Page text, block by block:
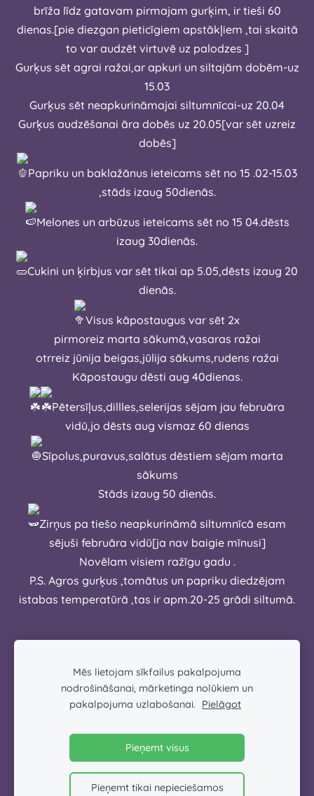
brīža līdz gatavam pirmajam gurķim, ir tieši 60
dienas.[pie diezgan pieticīgiem apstākļiem ,tai skaitā
to var audzēt virtuvē uz palodzes ]
Gurķus sēt agrai ražai,ar apkuri un siltajām dobēm-uz
15.03
Gurķus sēt neapkurināmajai siltumnīcai-uz 20.04
Gurķus audzēšanai āra dobēs uz 20.05[var sēt uzreiz
dobēs]
Papriku un baklažānus ieteicams sēt no 15 .02-15.03
,stāds izaug 50dienās.
Melones un arbūzus ieteicams sēt no 15 04.dēsts
izaug 30dienās.
Cukini un ķirbjus var sēt tikai ap 5.05,dēsts izaug 20
dienās.
Visus kāpostaugus var sēt 2x
pirmoreiz marta sākumā,vasaras ražai
otrreiz jūnija beigas,jūlija sākums,rudens ražai
Kāpostaugu dēsti aug 40dienas.
Pētersīļus,dillles,selerijas sējam jau februāra
vidū,jo dēsts aug vismaz 60 dienas
Sīpolus,puravus,salātus dēstiem sējam marta
sākums
Stāds izaug 50 dienās.
Zirņus pa tiešo neapkurināmā siltumnīcā esam
sējuši februāra vidū[ja nav baigie mīnusi]
Novēlam visiem ražīgu gadu .
P.S. Agros gurķus ,tomātus un papriku diedzējam
istabas temperatūrā ,tas ir apm.20-25 grādi siltumā.
Mēs lietojam sīkfailus pakalpojuma
nodrošināšanai, mārketinga nolūkiem un
pakalpojuma uzlabošanai.
Pielāgot
Pieņemt visus
Pieņemt tikai nepieciešamos